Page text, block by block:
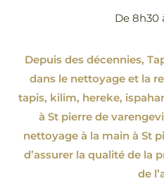
De 8h30
Depuis des décennies,
dans le nettoyage et la
tapis, kilim, hereke,
à St pierre de
nettoyage à la main à St
d’assurer la qualité de la
de